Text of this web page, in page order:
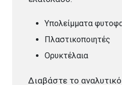
Υπολείμματα
Πλαστικοποιητές
Ορυκτέλαια
Διαβάστε το